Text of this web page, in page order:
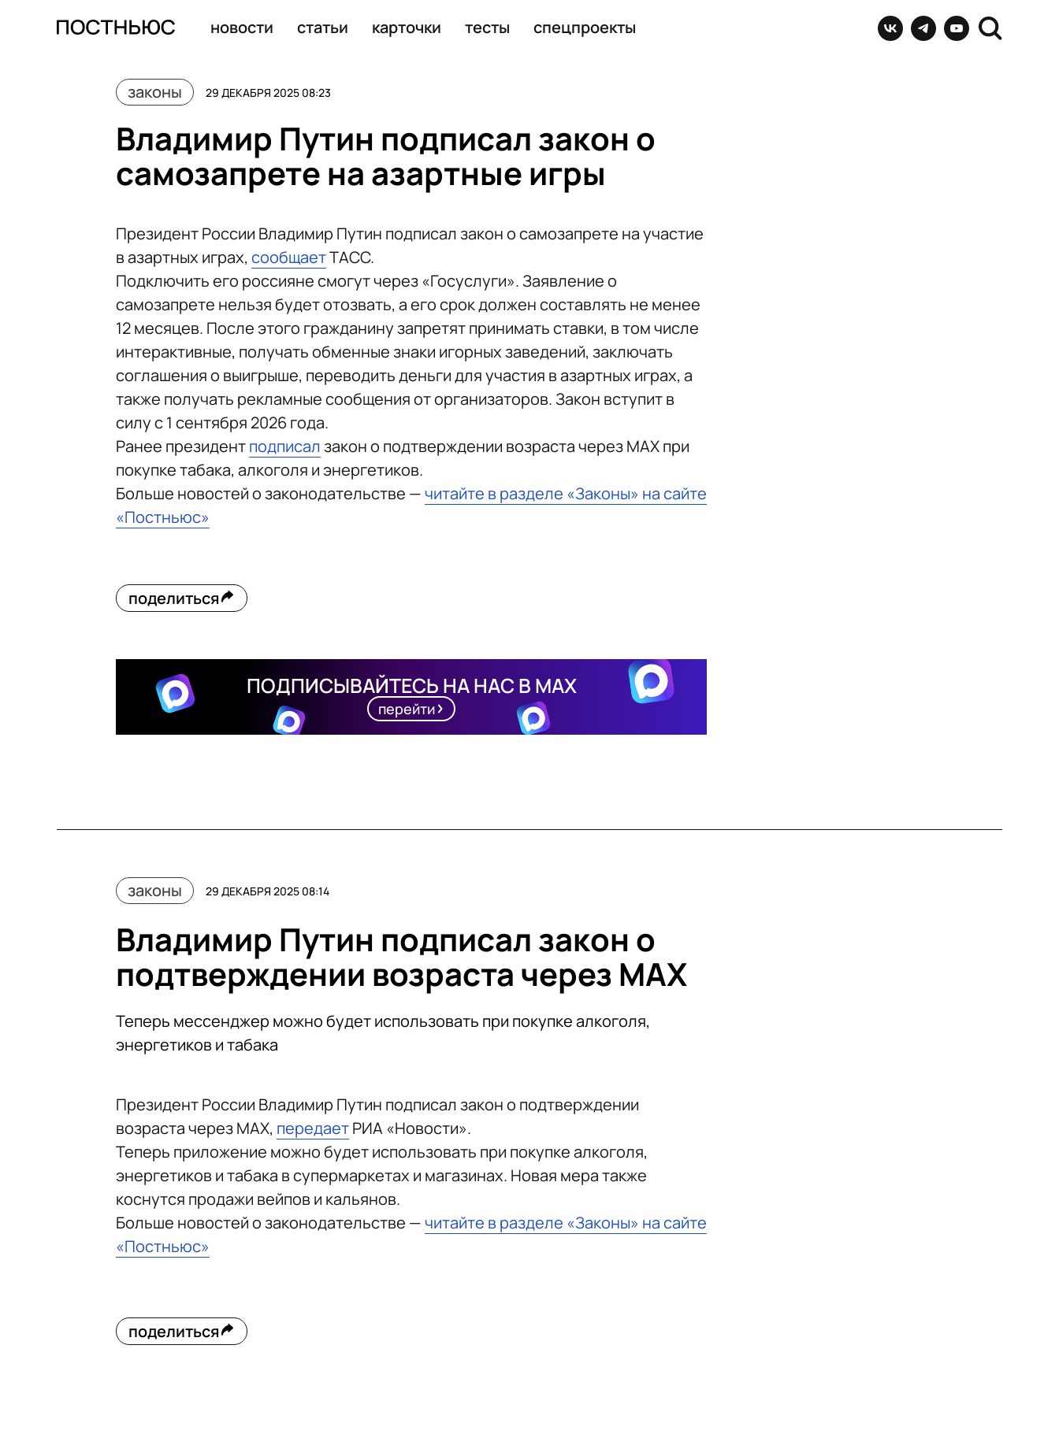
новости статьи карточки тесты спецпроекты
законы 29 ДЕКАБРЯ 2025 08:23
Владимир Путин подписал закон о
самозапрете на азартные игры
Президент России Владимир Путин подписал закон о самозапрете на участие
в азартных играх, сообщаетТАСС.
Подключить его россияне смогут через «Госуслуги». Заявление о
самозапрете нельзя будет отозвать, а его срок должен составлять не менее
12 месяцев. После этого гражданину запретят принимать ставки, в том числе
интерактивные, получать обменные знаки игорных заведений, заключать
соглашения о выигрыше, переводить деньги для участия в азартных играх, а
также получать рекламные сообщения от организаторов. Закон вступит в
силу с 1 сентября 2026 года.
Ранее президентподписалзакон о подтверждении возраста через МАХ при
покупке табака, алкоголя и энергетиков.
Больше новостей о законодательстве —читайте в разделе «Законы» на сайте
«Постньюс»
поделиться
ПОДПИСЫВАЙТЕСЬ НА НАС В MAX
перейти
законы 29 ДЕКАБРЯ 2025 08:14
Владимир Путин подписал закон о
подтверждении возраста через МАХ
Теперь мессенджер можно будет использовать при покупке алкоголя,
энергетиков и табака
Президент России Владимир Путин подписал закон о подтверждении
возраста через МАХ, передаетРИА «Новости».
Теперь приложение можно будет использовать при покупке алкоголя,
энергетиков и табака в супермаркетах и магазинах. Новая мера также
коснутся продажи вейпов и кальянов.
Больше новостей о законодательстве —читайте в разделе «Законы» на сайте
«Постньюс»
поделиться